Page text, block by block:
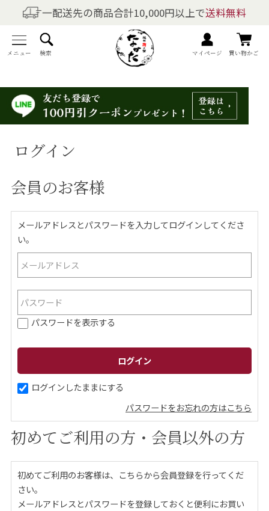
一配送先の商品合計10,000円以上で送料無料
メニュー 検索 マイページ 買い物かご
商品を探す
全商品一覧
梅干しの商品一覧
梅酒の商品一覧
梅製品・その他の商品一覧
メニュー
トップページ
マイページ
ご案内
ギフトサービス
について
お問い合わせ
0120-12-2486
【営業時間】8:30～17:30
休業日：日曜・祝日／土曜は不定休
ログイン
会員のお客様
メールアドレスとパスワードを入力してログインしてくださ
い。
パスワードを表示する
ログインしたままにする
パスワードをお忘れの方はこちら
初めてご利用の方・会員以外の方
初めてご利用のお客様は、こちらから会員登録を行ってくだ
さい。
メールアドレスとパスワードを登録しておくと便利にお買い